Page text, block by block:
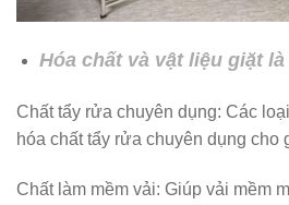
Hóa chất và vật liệu giặt là
Chất tẩy rửa chuyên dụng: Các
hóa chất tẩy rửa chuyên dụng cho
Chất làm mềm vải: Giúp vải mềm